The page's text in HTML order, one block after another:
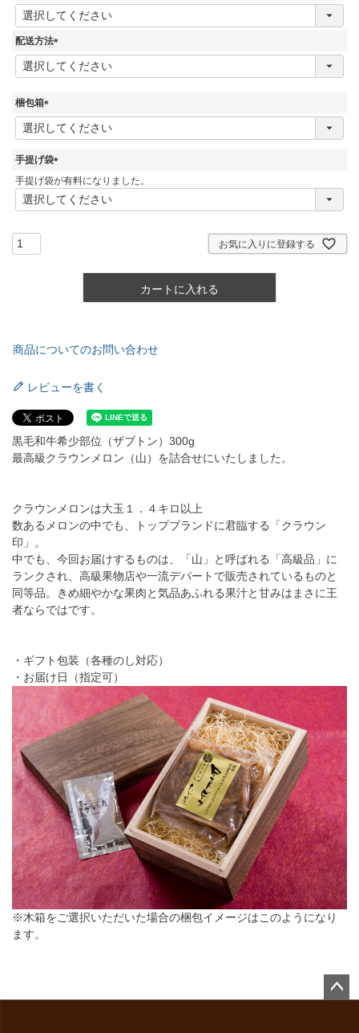
(
必
須
配送方法
(
必
梱包箱
(
必
)
手提げ袋
(
必
須
手提げ袋が有料になりました。
お気に入りに登録する
カートに入れる
商品についてのお問い合わせ
レビューを書く
黒毛和牛希少部位（ザブトン）300g
最高級クラウンメロン（山）を詰合せにいたしました。
クラウンメロンは大玉１．４キロ以上
数あるメロンの中でも、トップブランドに君臨する「クラウン
印」。
中でも、今回お届けするものは、「山」と呼ばれる「高級品」に
ランクされ、高級果物店や一流デパートで販売されているものと
同等品。きめ細やかな果肉と気品あふれる果汁と甘みはまさに王
者ならではです。
・ギフト包装（各種のし対応）
・お届け日（指定可）
※木箱をご選択いただいた場合の梱包イメージはこのようになり
ます。